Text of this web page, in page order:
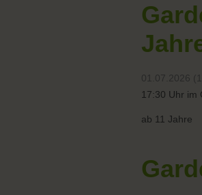
01.07.2026
17:30 Uhr im
ab 11 Jahre